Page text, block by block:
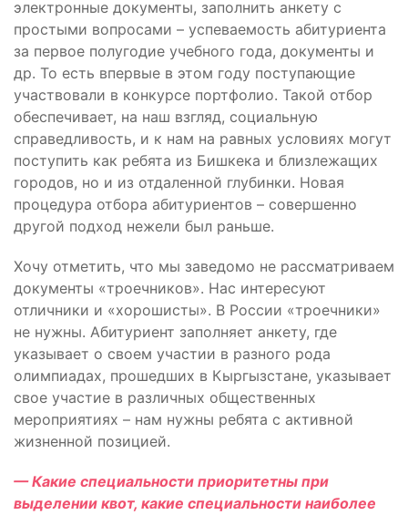
электронные документы, заполнить анкету с
простыми вопросами – успеваемость абитуриента
за первое полугодие учебного года, документы и
др. То есть впервые в этом году поступающие
участвовали в конкурсе портфолио. Такой отбор
обеспечивает, на наш взгляд, социальную
справедливость, и к нам на равных условиях могут
поступить как ребята из Бишкека и близлежащих
городов, но и из отдаленной глубинки. Новая
процедура отбора абитуриентов – совершенно
другой подход нежели был раньше.
Хочу отметить, что мы заведомо не рассматриваем
документы «троечников». Нас интересуют
отличники и «хорошисты». В России «троечники»
не нужны. Абитуриент заполняет анкету, где
указывает о своем участии в разного рода
олимпиадах, прошедших в Кыргызстане, указывает
свое участие в различных общественных
мероприятиях – нам нужны ребята с активной
жизненной позицией.
— Какие специальности приоритетны при
выделении квот, какие специальности наиболее